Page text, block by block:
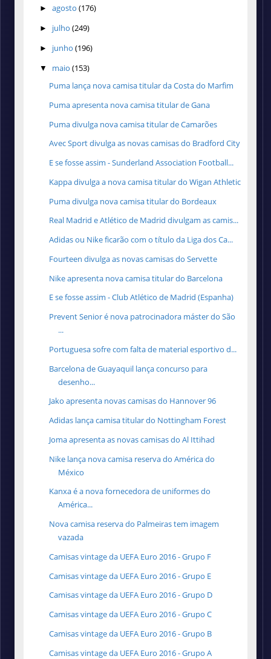
► agosto (176)
► julho (249)
► junho (196)
▼ maio (153)
Puma lança nova camisa titular da Costa do Marfim
Puma apresenta nova camisa titular de Gana
Puma divulga nova camisa titular de Camarões
Avec Sport divulga as novas camisas do Bradford City
E se fosse assim - Sunderland Association Football...
Kappa divulga a nova camisa titular do Wigan Athletic
Puma divulga nova camisa titular do Bordeaux
Real Madrid e Atlético de Madrid divulgam as camis...
Adidas ou Nike ficarão com o título da Liga dos Ca...
Fourteen divulga as novas camisas do Servette
Nike apresenta nova camisa titular do Barcelona
E se fosse assim - Club Atlético de Madrid (Espanha)
Prevent Senior é nova patrocinadora máster do São
...
Portuguesa sofre com falta de material esportivo d...
Barcelona de Guayaquil lança concurso para
desenho...
Jako apresenta novas camisas do Hannover 96
Adidas lança camisa titular do Nottingham Forest
Joma apresenta as novas camisas do Al Ittihad
Nike lança nova camisa reserva do América do
México
Kanxa é a nova fornecedora de uniformes do
América...
Nova camisa reserva do Palmeiras tem imagem
vazada
Camisas vintage da UEFA Euro 2016 - Grupo F
Camisas vintage da UEFA Euro 2016 - Grupo E
Camisas vintage da UEFA Euro 2016 - Grupo D
Camisas vintage da UEFA Euro 2016 - Grupo C
Camisas vintage da UEFA Euro 2016 - Grupo B
Camisas vintage da UEFA Euro 2016 - Grupo A